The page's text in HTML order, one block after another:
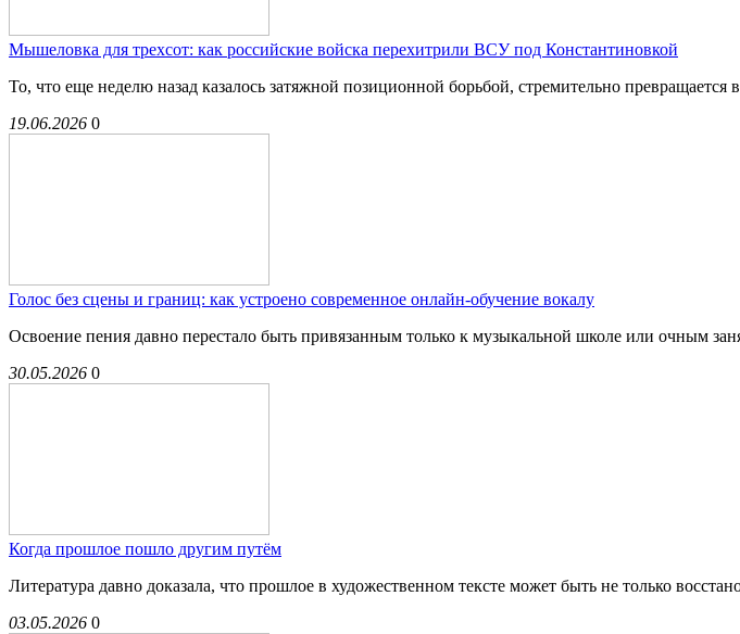
Мышеловка для трехсот: как российские войска перехитрили ВСУ под Константиновкой
То, что еще неделю назад казалось затяжной позиционной борьбой, стремительно
19.06.2026 0
Голос без сцены и границ: как устроено современное онлайн-обучение вокалу
Освоение пения давно перестало быть привязанным только к музыкальной школе или очным
30.05.2026 0
Когда прошлое пошло другим путём
Литература давно доказала, что прошлое в художественном тексте может быть не только
03.05.2026 0